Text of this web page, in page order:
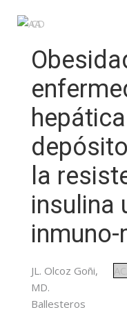
la
insulina
JL. Olcoz Goñi,
MD.
Ballesteros